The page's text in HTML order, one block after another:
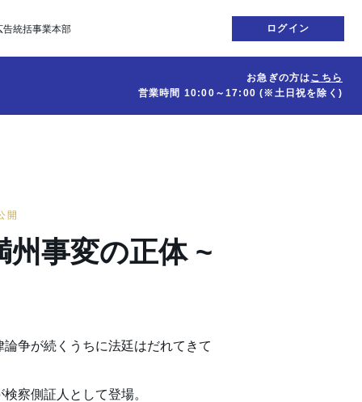
告統括事業本部 ログイン
お急ぎの方はこちら
営業時間 10:00～17:00(※土日祝を除く)
開
州事変の正体 ~
争が続くうちに法廷はだれてきて
察側証人として登場。